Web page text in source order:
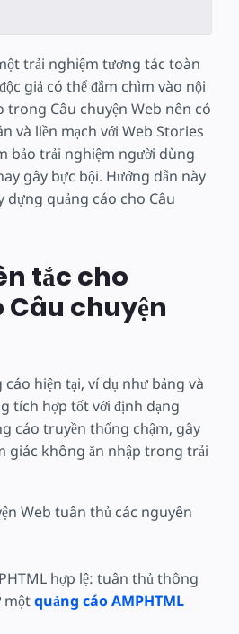
trải nghiệm tương tác toàn
giả có thể đắm chìm vào nội
trong Câu chuyện Web nên có
và liền mạch với Web Stories
bảo trải nghiệm người dùng
gây bực bội. Hướng dẫn này
dựng quảng cáo cho Câu
tắc cho
chuyện
hiện tại, ví dụ như bảng và
tích hợp tốt với định dạng
cáo truyền thống chậm, gây
giác không ăn nhập trong trải
Web tuân thủ các nguyên
hợp lệ: tuân thủ thông
mộtquảng cáo AMPHTML